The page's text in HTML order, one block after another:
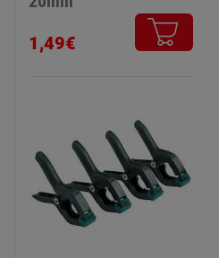
1,49€